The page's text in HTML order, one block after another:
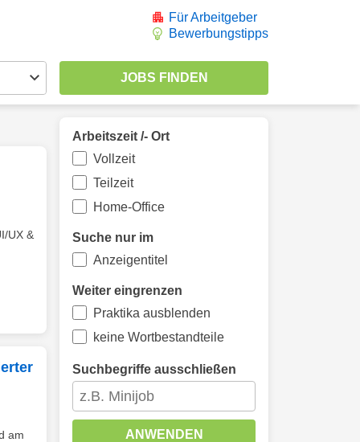
Für Arbeitgeber
Bewerbungstipps
UX &
am
Arbeitszeit /- Ort
Vollzeit
Teilzeit
Home-Office
Suche nur im
Anzeigentitel
Weiter eingrenzen
Praktika ausblenden
keine Wortbestandteile
Suchbegriffe ausschließen
ANWENDEN